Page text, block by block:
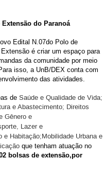
do Paranoá
Edital N.07do Polo de
é criar um espaço para
da comunidade por meio
isso, a UnB/DEX conta com
das atividades.
de Saúde e Qualidade de Vida;
e Abastecimento; Direitos
Gênero e
Lazer e
e Habitação;Mobilidade Urbana e
que tenham atuação no
bolsas de extensão,por